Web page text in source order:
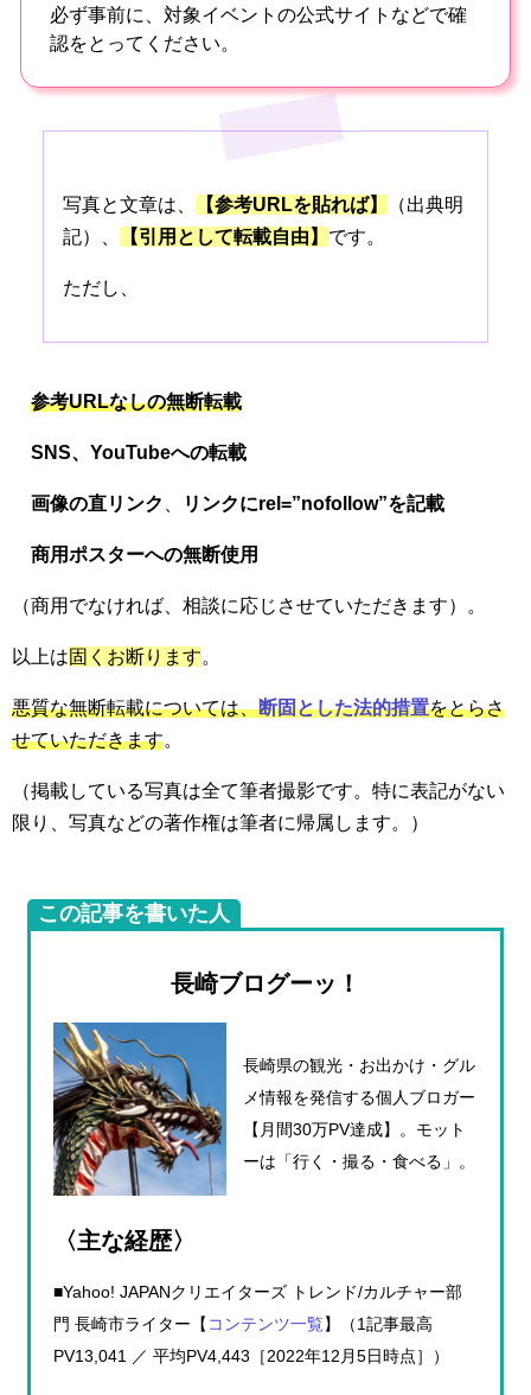
必ず事前に、対象イベントの公式サイトなどで確
認をとってください。
写真と文章は、 【参考URLを貼れば】
（出典明
記）、
【引用として転載自由】 です。
ただし、
参考URLなしの無断転載
SNS、 YouTubeへの転載
画像の直リンク リンクにrel=”nofollow”を記載
商用ポスターへの無断使用
（商用でなければ、相談に応じさせていただきます）。
以上は固くお断ります。
悪質な無断転載については、断固とした法的措置をとらさ
せていただきます。
（掲載している写真は全て筆者撮影です。特に表記がない
限り、写真などの著作権は筆者に帰属します。）
この記事を書いた人
長崎ブログーッ！
長崎県の観光・お出かけ・グル
メ情報を発信する個人ブロガー
【月間30万PV達成】。モット
ーは「行く・撮る・食べる」。
〈主な経歴〉
■Yahoo! JAPANクリエイターズ トレンド/カルチャー部
門 長崎市ライター【 コンテンツ一覧】（1記事最高
PV13,041 ／ 平均PV4,443［2022年12月5日時点］）